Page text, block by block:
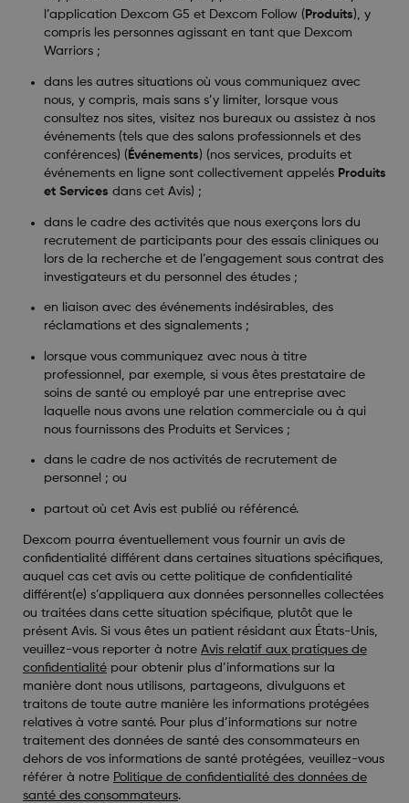
l’application Dexcom G5 et Dexcom Follow ( Produits), y
compris les personnes agissant en tant que Dexcom
Warriors ;
dans les autres situations où vous communiquez avec
nous, y compris, mais sans s’y limiter, lorsque vous
consultez nos sites, visitez nos bureaux ou assistez à nos
événements (tels que des salons professionnels et des
conférences) ( Événements) (nos services, produits et
événements en ligne sont collectivement appelés Produits
et Services dans cet Avis) ;
dans le cadre des activités que nous exerçons lors du
recrutement de participants pour des essais cliniques ou
lors de la recherche et de l’engagement sous contrat des
investigateurs et du personnel des études ;
en liaison avec des événements indésirables, des
réclamations et des signalements ;
lorsque vous communiquez avec nous à titre
professionnel, par exemple, si vous êtes prestataire de
soins de santé ou employé par une entreprise avec
laquelle nous avons une relation commerciale ou à qui
nous fournissons des Produits et Services ;
dans le cadre de nos activités de recrutement de
personnel ; ou
partout où cet Avis est publié ou référencé.
Dexcom pourra éventuellement vous fournir un avis de
confidentialité différent dans certaines situations spécifiques,
auquel cas cet avis ou cette politique de confidentialité
différent(e) s’appliquera aux données personnelles collectées
ou traitées dans cette situation spécifique, plutôt que le
présent Avis. Si vous êtes un patient résidant aux États-Unis,
veuillez-vous reporter à notre Avis relatif aux pratiques de
confidentialitépour obtenir plus d’informations sur la
manière dont nous utilisons, partageons, divulguons et
traitons de toute autre manière les informations protégées
relatives à votre santé. Pour plus d’informations sur notre
traitement des données de santé des consommateurs en
dehors de vos informations de santé protégées, veuillez-vous
référer à notre Politique de confidentialité des données de
santé des consommateurs.